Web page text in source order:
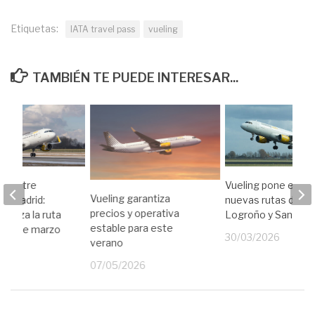
Etiquetas: IATA travel pass vueling
TAMBIÉN TE PUEDE INTERESAR...
Vueling garantiza
precios y operativa
estable para este
verano
07/05/2026
Vueling pone en
nuevas rutas
Logroño y
30/03/2026
entre
y Madrid:
la ruta
de marzo